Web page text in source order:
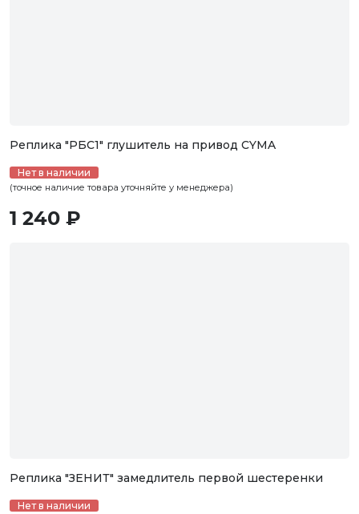
Реплика "РБС1" глушитель на привод CYMA
Нет в наличии
(точное наличие товара уточняйте у менеджера)
1 240 ₽
Реплика "ЗЕНИТ" замедлитель первой шестеренки
Нет в наличии